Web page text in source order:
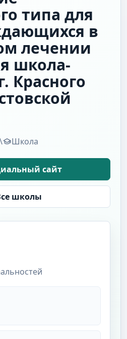
типа для
в
лечении
школа-
Красного
Школа
сайт
школы